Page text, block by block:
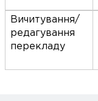
Вичитування/
редагування
перекладу